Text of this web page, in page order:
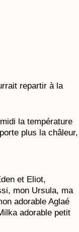
repartir à la
la température
plus la châleur,
et Eliot,
mon Ursula, ma
adorable Aglaé
adorable petit